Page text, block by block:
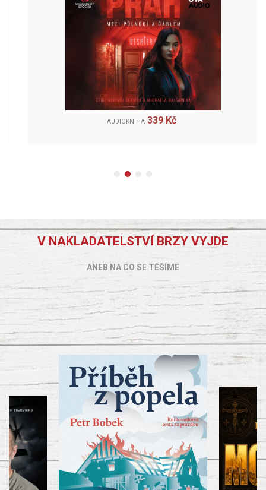
AUDIOKNIHA 339 Kč
V NAKLADATELSTVÍ BRZY VYJDE
ANEB NA CO SE TĚŠÍME